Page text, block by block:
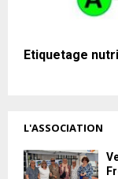
Etiquetage
L'ASSOCIATION